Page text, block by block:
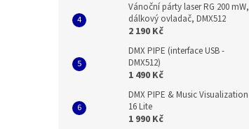
Vánoční párty laser RG 200 mW,
dálkový ovladač, DMX512
2 190 Kč
DMX PIPE (interface USB -
DMX512)
1 490 Kč
DMX PIPE & Music Visualization
16 Lite
1 990 Kč